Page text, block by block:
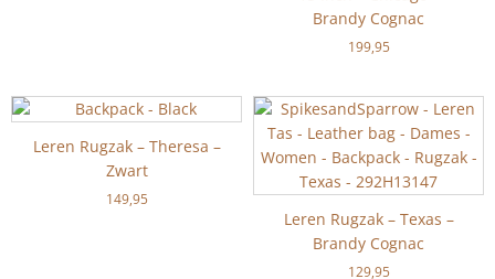
Brandy Cognac
199,95
Leren Rugzak – Theresa –
Zwart
149,95
Leren Rugzak – Texas –
Brandy Cognac
129,95